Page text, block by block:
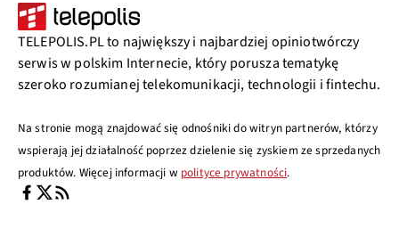
TELEPOLIS.PL to największy i najbardziej opiniotwórczy
serwis w polskim Internecie, który porusza tematykę
szeroko rozumianej telekomunikacji, technologii i fintechu.
Na stronie mogą znajdować się odnośniki do witryn partnerów, którzy
wspierają jej działalność poprzez dzielenie się zyskiem ze sprzedanych
produktów. Więcej informacji w polityce prywatności.